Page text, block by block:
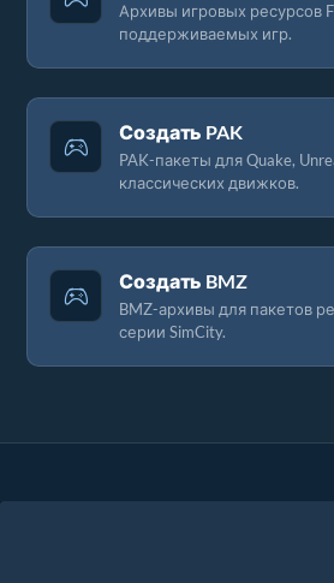
Архивы игровых ресурсов
поддерживаемых игр.
Создать PAK
PAK-пакеты для Quake,
классических движков.
Создать BMZ
BMZ-архивы для пакетов
серии SimCity.